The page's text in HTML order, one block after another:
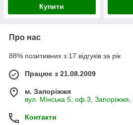
Купити
Про нас
88% позитивних з 17 відгуків за рік
Працює з 21.08.2009
м. Запоріжжя
вул. Мінська 5, оф.3, Запоріжжя,
Контакти